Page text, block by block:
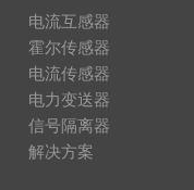
电流互感器
霍尔传感器
电流传感器
电力变送器
信号隔离器
解决方案